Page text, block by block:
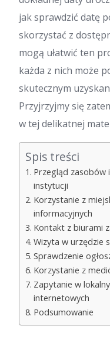
jak sprawdzić datę
skorzystać z
mogą ułatwić ten
każda z nich może
skutecznym
Przyjrzyjmy się
w tej delikatnej
Spis treści
Przegląd zasobów
instytucji
Korzystanie z
informacyjnych
Kontakt z biurami
Wizyta w urzędzie
Sprawdzenie
Korzystanie z
Zapytanie w
internetowych
Podsumowanie